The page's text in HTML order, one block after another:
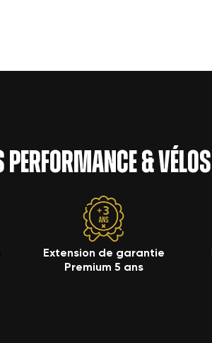
performance &
Extension de garantie
Premium 5 ans